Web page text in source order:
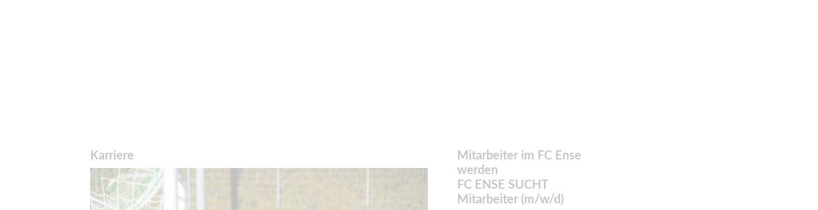
Karriere
Mitarbeiter im FC Ense
werden
FC ENSE SUCHT
Mitarbeiter (m/w/d)